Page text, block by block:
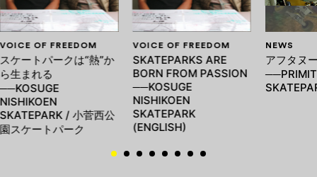
VOICE OF FREEDOM
スケートパークは“熱”か
ら生まれる
──KOSUGE
NISHIKOEN
SKATEPARK / 小菅西公
園スケートパーク
VOICE OF FREEDOM
SKATEPARKS ARE
BORN FROM PASSION
──KOSUGE
NISHIKOEN
SKATEPARK
(ENGLISH)
NEWS
アフタヌ